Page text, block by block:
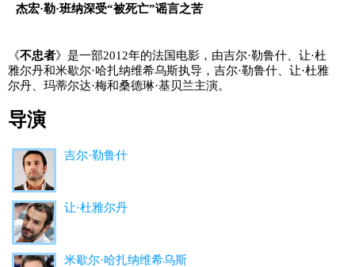
杰宏·勒·班纳深受“被死亡”谣言之苦
《不忠者》是一部2012年的法国电影，由吉尔·勒鲁什、让·杜
雅尔丹和米歇尔·哈扎纳维希乌斯执导，吉尔·勒鲁什、让·杜雅
尔丹、玛蒂尔达·梅和桑德琳·基贝兰主演。
导演
吉尔·勒鲁什
让·杜雅尔丹
米歇尔·哈扎纳维希乌斯